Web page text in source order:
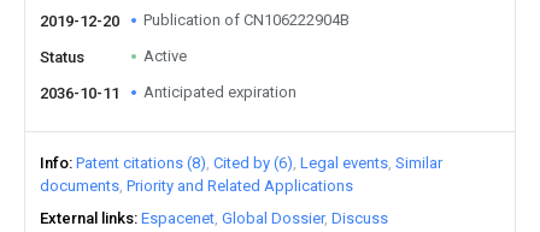
2019-12-20 Publication of CN106222904B
Status Active
2036-10-11 Anticipated expiration
Info Patent citations (8) Cited by (6) Legal events Similar
documents Priority and Related Applications
External links Espacenet Global Dossier Discuss